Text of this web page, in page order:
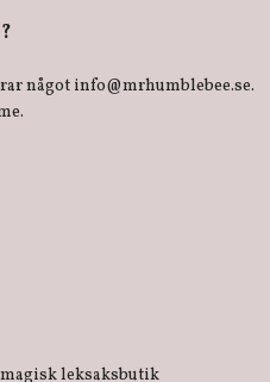
något info@mrhumblebee.se.
leksaksbutik